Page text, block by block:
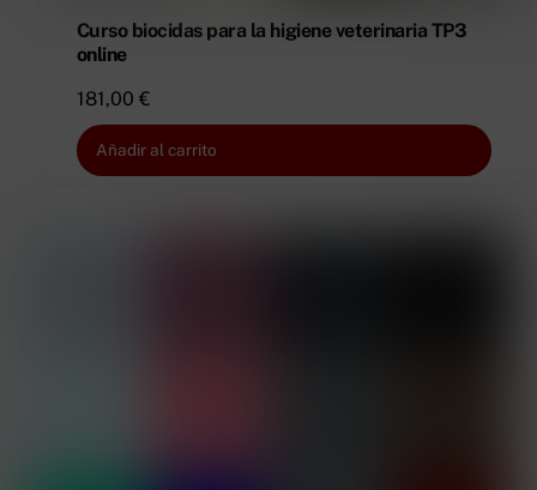
Curso biocidas para la higiene veterinaria TP3
online
181,00 €
Añadir al carrito